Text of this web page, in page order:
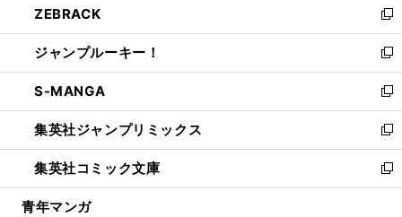
く
で
開
く
ド
ウ
で
開
く
ィ
ン
ド
ウ
で
開
く
い
ウ
ィ
ン
ド
ウ
で
開
く
ZEBRACK
新
し
い
ウ
ィ
ン
ド
ウ
で
開
ジャンプルーキー！
新
し
い
ウ
ィ
ン
ド
ウ
S-MANGA
新
し
い
ウ
ィ
ン
集英社ジャンプリミックス
新
し
い
ウ
集英社コミック文庫
新
し
青年マンガ